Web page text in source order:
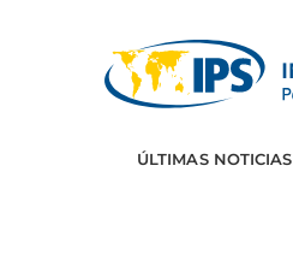
ÚLTIMAS NOTICIAS